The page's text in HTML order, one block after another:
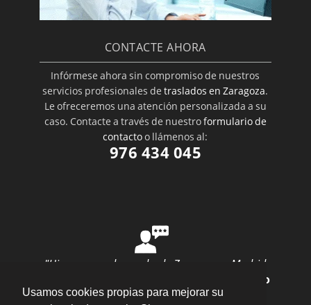
Usamos cookies propias para mejorar su
CONTACTE AHORA
Infórmese ahora sin compromiso de nuestros
servicios profesionales detraslados en Zaragoza.
Le ofreceremos una atención personalizada a su
caso. Contacte a través de nuestroformulario de
contactoo llámenos al:
976 434 045
"Hice una mudanza desde Zaragoza a Madrid
Ana Rubio
valoración 10/10